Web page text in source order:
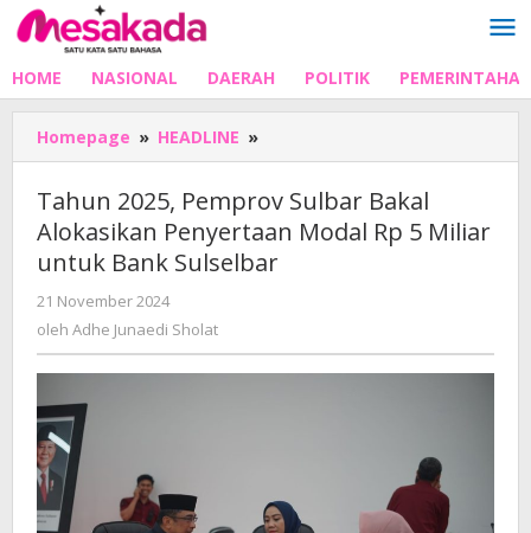
Lewati
ke
HOME NASIONAL DAERAH POLITIK
Homepage » HEADLINE »
2025,
Sulbar
Bakal
Alokasikan
5
Tahun 2025, Pemprov Sulbar Bakal
Alokasikan Penyertaan Modal Rp 5 Miliar
untuk Bank Sulselbar
21 November 2024
Adhe
oleh Adhe Junaedi Sholat